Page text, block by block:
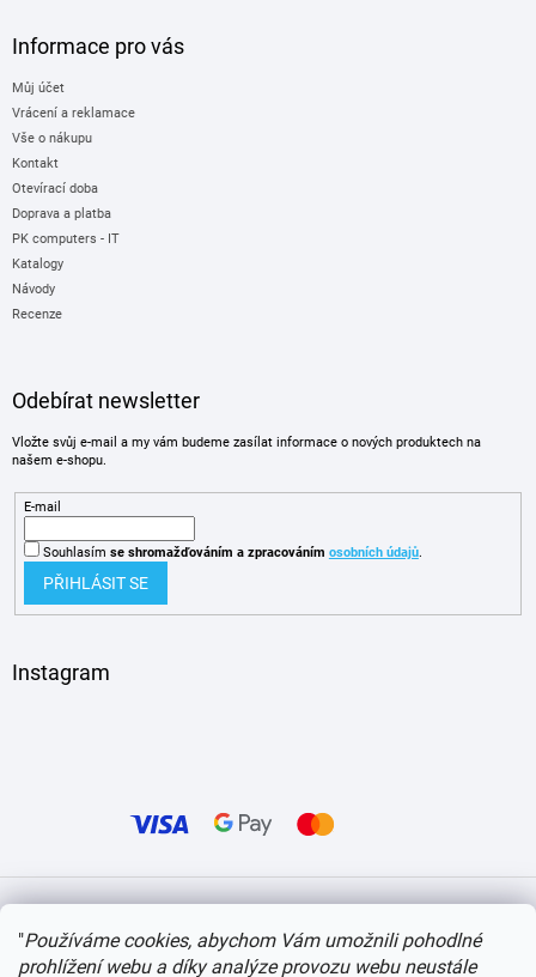
"Používáme cookies, abychom Vám umožnili pohodlné
prohlížení webu a díky analýze provozu webu neustále
Informace pro vás
Můj účet
Vrácení a reklamace
Vše o nákupu
Kontakt
Otevírací doba
Doprava a platba
PK computers - IT
Katalogy
Návody
Recenze
Odebírat newsletter
Vložte svůj e-mail a my vám budeme zasílat informace o nových produktech na
našem e-shopu.
E-mail
Souhlasím se shromažďováním a zpracováním osobních údajů.
PŘIHLÁSIT SE
Instagram